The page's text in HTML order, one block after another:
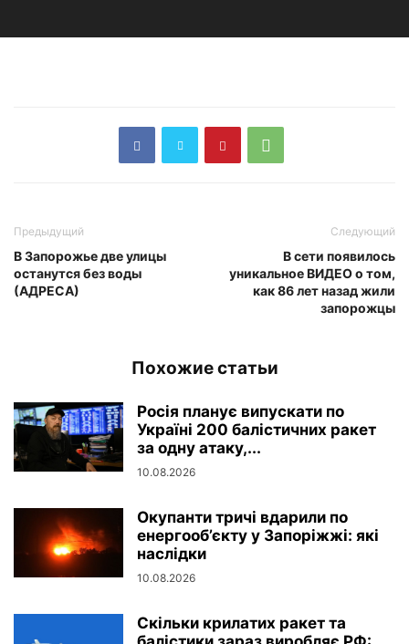
Предыдущий
В Запорожье две улицы
останутся без воды
(АДРЕСА)
Следующий
В сети появилось
уникальное ВИДЕО о том,
как 86 лет назад жили
запорожцы
Похожие статьи
Росія планує випускати по
Україні 200 балістичних ракет
за одну атаку,...
10.08.2026
Окупанти тричі вдарили по
енергооб’єкту у Запоріжжі: які
наслідки
10.08.2026
Скільки крилатих ракет та